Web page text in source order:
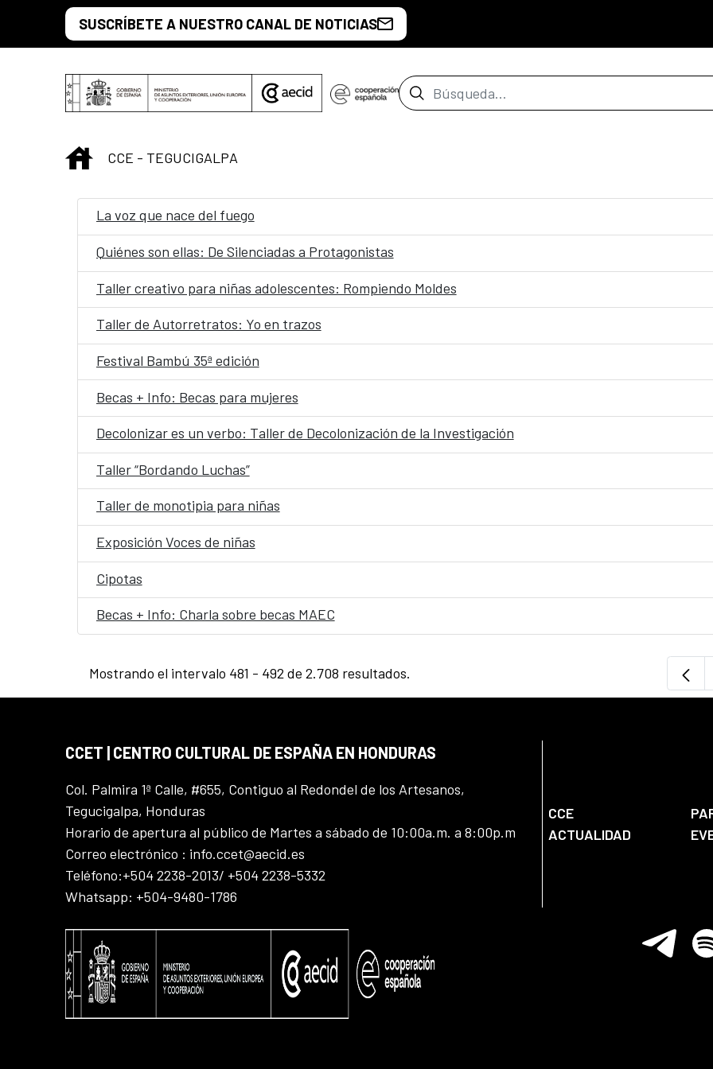
Saltar al contenido principal
SUSCRÍBETE A NUESTRO CANAL DE NOTICIAS
Barra de búsqueda
INICIO
CCE - TEGUCIGALPA
La voz que nace del fuego
Quiénes son ellas: De Silenciadas a Protagonistas
Taller creativo para niñas adolescentes: Rompiendo Moldes
Taller de Autorretratos: Yo en trazos
Festival Bambú 35ª edición
Becas + Info: Becas para mujeres
Decolonizar es un verbo: Taller de Decolonización de la Investigación
Taller “Bordando Luchas”
Taller de monotipia para niñas
Exposición Voces de niñas
Cipotas
Becas + Info: Charla sobre becas MAEC
Mostrando el intervalo 481 - 492 de 2.708 resultados.
CCET | CENTRO CULTURAL DE ESPAÑA EN HONDURAS
Col. Palmira 1ª Calle, #655, Contiguo al Redondel de los Artesanos,
Tegucigalpa, Honduras
Horario de apertura al público de Martes a sábado de 10:00a.m. a 8:00p.m
Correo electrónico : info.ccet@aecid.es
Teléfono:+504 2238-2013/ +504 2238-5332
Whatsapp: +504-9480-1786
CCE
ACTUALIDAD
Telegram